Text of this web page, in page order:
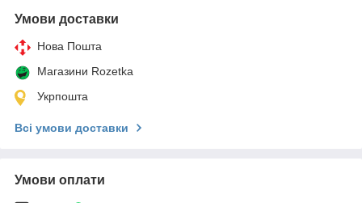
Умови доставки
Нова Пошта
Магазини Rozetka
Укрпошта
Всі умови доставки
Умови оплати